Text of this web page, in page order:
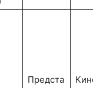
Предста